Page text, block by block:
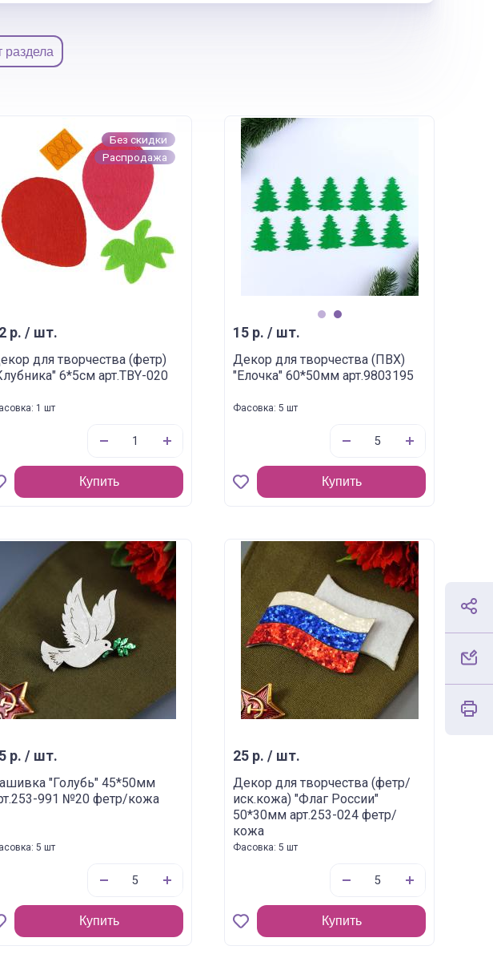
раздела
Без скидки
Распродажа
р. / шт.
для творчества (фетр)
6*5см арт.TBY-020
1 шт
Купить
15 р. / шт.
Декор для творчества (ПВХ)
"Елочка" 60*50мм арт.9803195
Фасовка: 5 шт
Купить
р. / шт.
"Голубь" 45*50мм
991 №20 фетр/кожа
5 шт
Купить
25 р. / шт.
Декор для творчества (фетр/
иск.кожа) "Флаг России"
50*30мм арт.253-024 фетр/
кожа
Фасовка: 5 шт
Купить